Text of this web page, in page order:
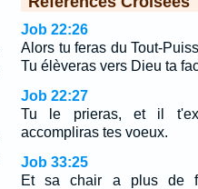
Job 22:26
Alors tu feras du Tout-
Tu élèveras vers Dieu ta
Job 22:27
Tu le prieras, et il
accompliras tes voeux.
Job 33:25
Et sa chair a plus de